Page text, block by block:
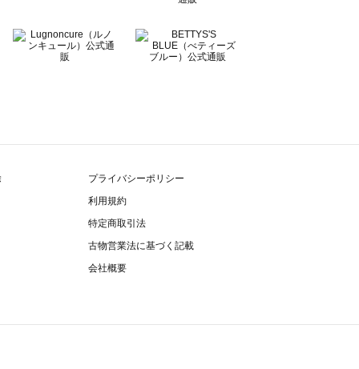
プライバシーポリシー
利用規約
特定商取引法
古物営業法に基づく記載
会社概要